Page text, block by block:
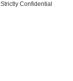
Strictly Confidential